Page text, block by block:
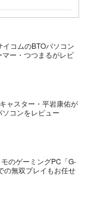
コムのBTOパソコン
ー・つつまるがレビ
ャスター・平岩康佑が
コンをレビュー
のゲーミングPC「G-
の無双プレイもお任せ